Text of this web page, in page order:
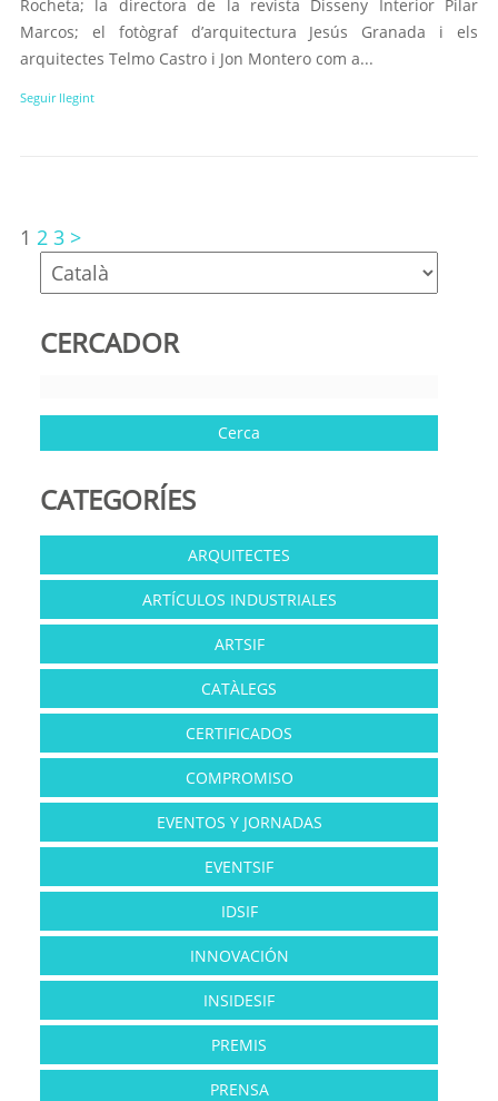
Rocheta; la directora de la revista Disseny Interior Pilar
Marcos; el fotògraf d’arquitectura Jesús Granada i els
arquitectes Telmo Castro i Jon Montero com a...
Seguir llegint
1 2 3 >
CERCADOR
CATEGORÍES
ARQUITECTES
ARTÍCULOS INDUSTRIALES
ARTSIF
CATÀLEGS
CERTIFICADOS
COMPROMISO
EVENTOS Y JORNADAS
EVENTSIF
IDSIF
INNOVACIÓN
INSIDESIF
PREMIS
PRENSA